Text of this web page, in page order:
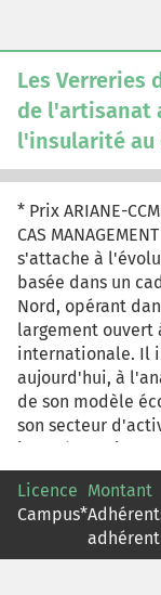
Les Verreries
de l'artisanat
l'insularité au
* Prix ARIANE-
CAS
s'attache à
basée dans un
Nord, opérant
largement ouvert
internationale. Il
aujourd'hui, à
de son modèle
son secteur
jusqu'à sa mise
une approche
à une variété de
management
dimensions
Licence
Campus*
Montant
adhérent